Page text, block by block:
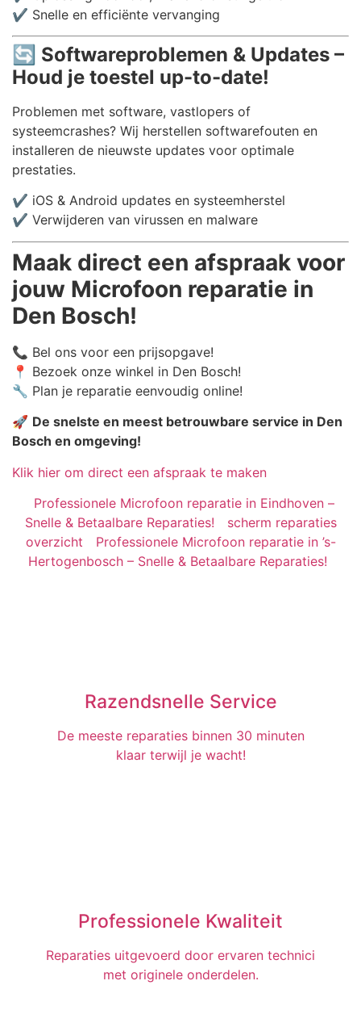
✔️ Snelle en efficiënte vervanging
🔄 Softwareproblemen & Updates –
Houd je toestel up-to-date!
Problemen met software, vastlopers of
systeemcrashes? Wij herstellen softwarefouten en
installeren de nieuwste updates voor optimale
prestaties.
✔️ iOS & Android updates en systeemherstel
✔️ Verwijderen van virussen en malware
Maak direct een afspraak voor
jouw Microfoon reparatie in
Den Bosch!
📞 Bel ons voor een prijsopgave!
📍 Bezoek onze winkel in Den Bosch!
🔧 Plan je reparatie eenvoudig online!
🚀 De snelste en meest betrouwbare service in Den
Bosch en omgeving!
Klik hier om direct een afspraak te maken
Professionele Microfoon reparatie in Eindhoven –
Snelle & Betaalbare Reparaties!
scherm reparaties
overzicht
Professionele Microfoon reparatie in ’s-
Hertogenbosch – Snelle & Betaalbare Reparaties!
Razendsnelle Service
De meeste reparaties binnen 30 minuten
klaar terwijl je wacht!
Professionele Kwaliteit
Reparaties uitgevoerd door ervaren technici
met originele onderdelen.